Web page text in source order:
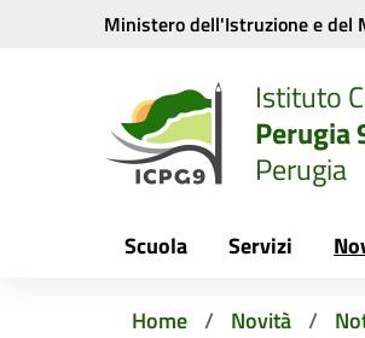
Vai ai contenuti
Vai al menu di navigazione
Ministero dell'Istruzione e del
Istituto
Perugia
Perugia
Scuola Servizi
Home Novità